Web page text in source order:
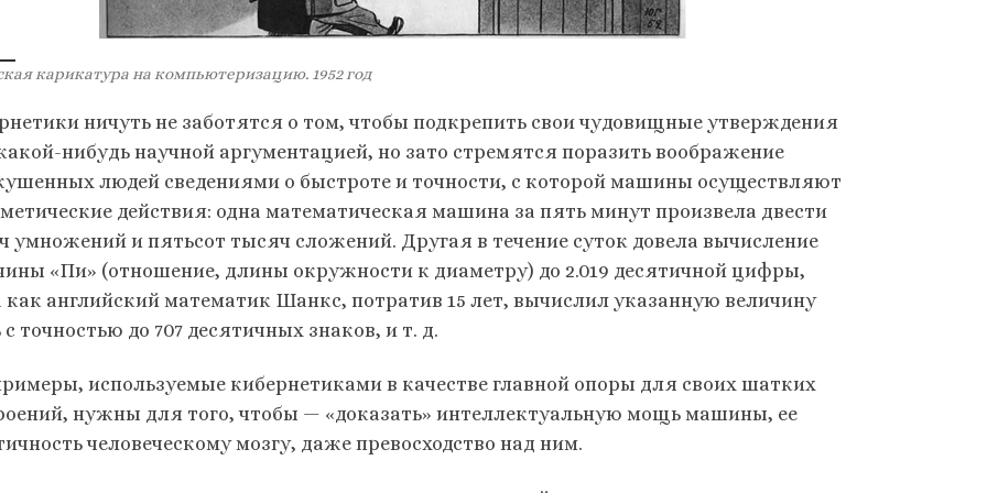
карикатура на компьютеризацию. 1952 год
ничуть не заботятся о том, чтобы подкрепить свои чудовищные утверждения
нибудь научной аргументацией, но зато стремятся поразить воображение
людей сведениями о быстроте и точности, с которой машины осуществляют
действия: одна математическая машина за пять минут произвела двести
умножений и пятьсот тысяч сложений. Другая в течение суток довела вычисление
«Пи» (отношение, длины окружности к диаметру) до 2.019 десятичной цифры,
как английский математик Шанкс, потратив 15 лет, вычислил указанную величину
точностью до 707 десятичных знаков, и т. д.
используемые кибернетиками в качестве главной опоры для своих шатких
нужны для того, чтобы — «доказать» интеллектуальную мощь машины, ее
человеческому мозгу, даже превосходство над ним.